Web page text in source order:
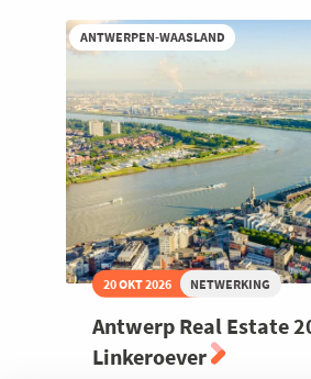
19
oktober
2026
(GRATIS)
ANTWERPEN-WAASLAND
20 OKT 2026 NETWERKING
Antwerp Real Estate
Linkeroever